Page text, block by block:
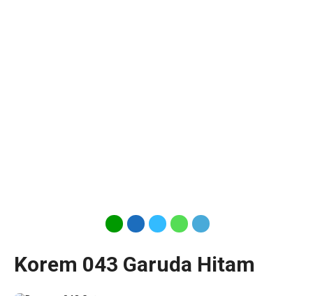
Korem 043 Garuda Hitam